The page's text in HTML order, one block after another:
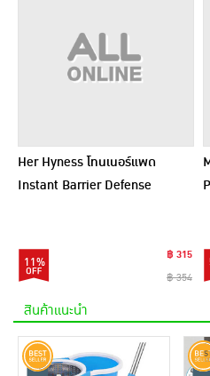
Her Hyness โทนเนอร์แพด
Instant Barrier Defense
11%
฿ 315
฿ 354
สินค้าแนะนำ